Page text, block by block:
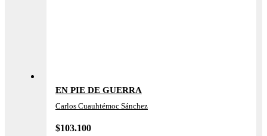
EN PIE DE GUERRA
Carlos Cuauhtémoc Sánchez
$103.100